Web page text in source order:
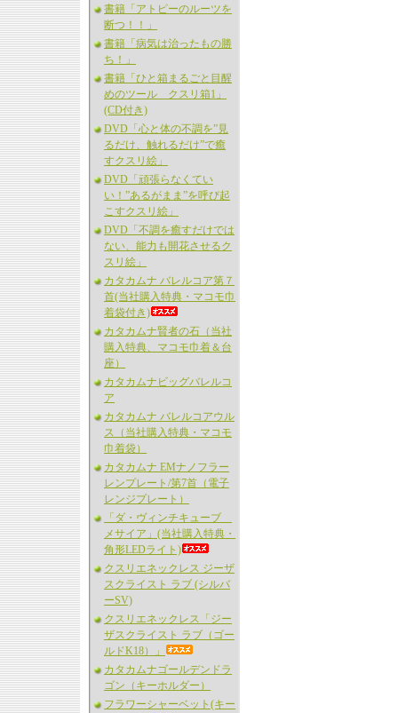
書籍「アトピーのルーツを
断つ！！」
書籍「病気は治ったもの勝
ち！」
書籍「ひと箱まるごと目醒
めのツール クスリ箱1」
(CD付き)
DVD「心と体の不調を”見
るだけ、触れるだけ”で癒
すクスリ絵」
DVD「頑張らなくてい
い！”あるがまま”を呼び起
こすクスリ絵」
DVD「不調を癒すだけでは
ない、能力も開花させるク
スリ絵」
カタカムナ バレルコア第７
首(当社購入特典・マコモ巾
着袋付き)
カタカムナ賢者の石（当社
購入特典、マコモ巾着＆台
座）
カタカムナビッグバレルコ
ア
カタカムナ バレルコアウル
ス（当社購入特典・マコモ
巾着袋）
カタカムナ EMナノフラー
レンプレート/第7首（電子
レンジプレート）
「ダ・ヴィンチキューブ
メサイア」(当社購入特典・
角形LEDライト)
クスリエネックレス ジーザ
スクライスト ラブ (シルバ
ーSV)
クスリエネックレス「ジー
ザスクライスト ラブ（ゴー
ルドK18）」
カタカムナゴールデンドラ
ゴン（キーホルダー）
フラワーシャーベット(キー